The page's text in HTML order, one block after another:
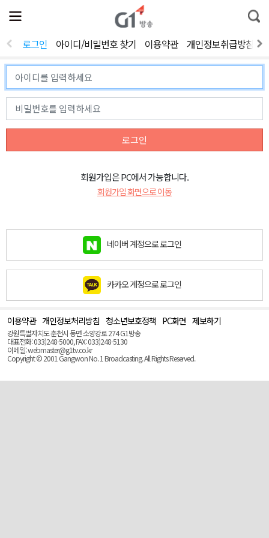
전
체
뉴
열
통
합
색
로그인 아이디/비밀번호 찾기 이용약관 개인정보취급방침
로그인
회원가입은 PC에서 가능합니다.
회원가입 화면으로 이동
네이버 계정으로 로그인
카카오 계정으로 로그인
이용약관 개인정보처리방침 청소년보호정책 PC화면 제보하기
강원특별자치도 춘천시 동면 소양강로 274 G1방송
대표전화: 033)248-5000, FAX: 033)248-5130
이메일: webmaster@g1tv.co.kr
Copyright © 2001 Gangwon No. 1 Broadcasting. All Rights Reserved.